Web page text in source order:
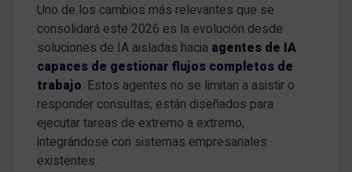
Uno de los cambios más relevantes que se
consolidará este 2026 es la evolución desde
soluciones de IA aisladas hacia agentes de IA
capaces de gestionar flujos completos de
trabajo. Estos agentes no se limitan a asistir o
responder consultas; están diseñados para
ejecutar tareas de extremo a extremo,
integrándose con sistemas empresariales
existentes.